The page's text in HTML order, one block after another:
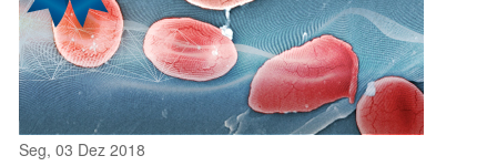
Seg, 03 Dez 2018